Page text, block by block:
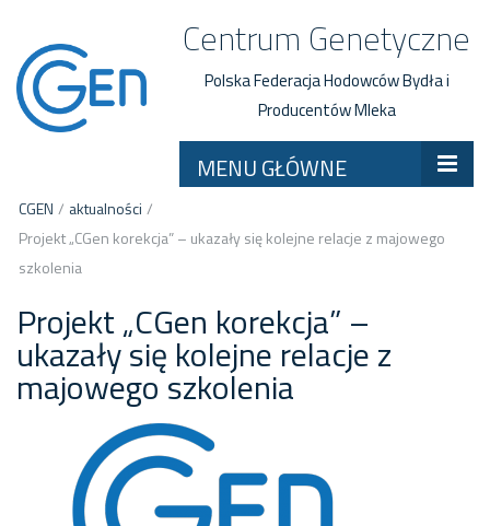
Centrum Genetyczne
Polska Federacja Hodowców Bydła i
Producentów Mleka
MENU GŁÓWNE
CGEN / aktualności /
Projekt „CGen korekcja” – ukazały się kolejne relacje z majowego
szkolenia
Projekt „CGen korekcja” –
ukazały się kolejne relacje z
majowego szkolenia